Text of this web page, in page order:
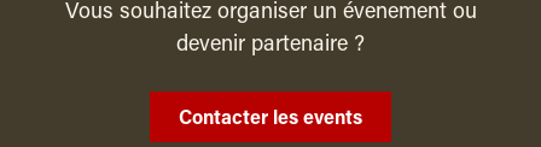
Vous souhaitez organiser un évenement ou
devenir partenaire ?
Contacter les events